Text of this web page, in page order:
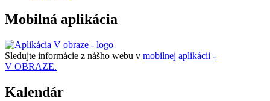
Mobilná aplikácia
Sledujte informácie z nášho webu v mobilnej aplikácii -
V OBRAZE.
Kalendár